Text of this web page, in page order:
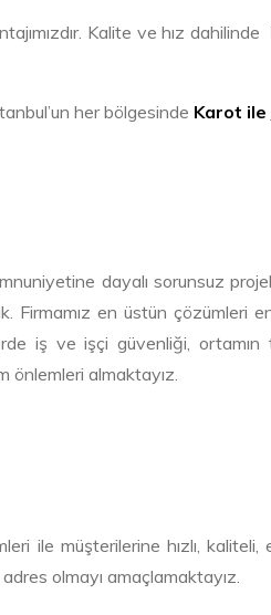
Kalite ve hız dahilinde
her bölgesinde Karot ile
dayalı sorunsuz
Firmamız en üstün çözümleri
iş ve işçi güvenliği, ortamın
önlemleri almaktayız.
ile müşterilerine hızlı, kaliteli,
olmayı amaçlamaktayız.